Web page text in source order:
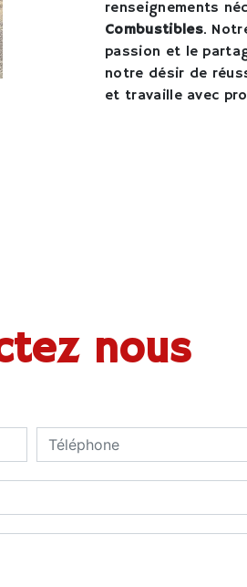
renseignements
Combustibles.
passion et le
notre désir de
et travaille avec
nous